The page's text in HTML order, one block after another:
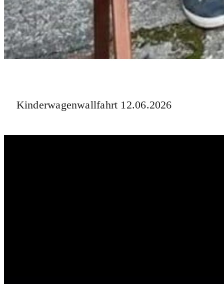
Kinderwagenwallfahrt 12.06.2026